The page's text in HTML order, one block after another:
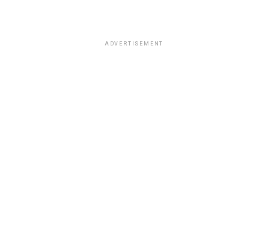
ADVERTISEMENT